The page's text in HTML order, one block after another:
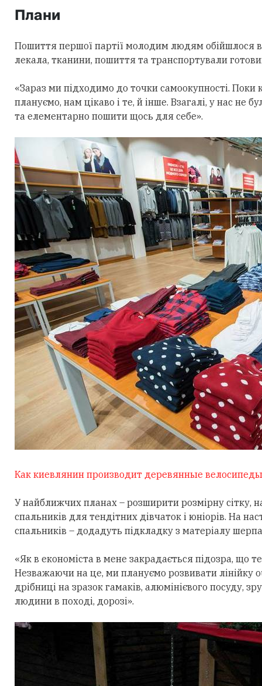
Плани
Пошиття першої партії молодим людям обійшлося
лекала, тканини, пошиття та транспортували
«Зараз ми підходимо до точки самоокупності. Поки
плануємо, нам цікаво і те, й інше. Взагалі, у нас не
та елементарно пошити щось для себе».
Как киевлянин производит деревянные велосипеды
У найближчих планах – розширити розмірну сітку,
спальників для тендітних дівчаток і юніорів. На
спальників – додадуть підкладку з матеріалу
«Як в економіста в мене закрадається підозра, що
Незважаючи на це, ми плануємо розвивати лінійку
дрібниці на зразок гамаків, алюмінієвого посуду,
людини в поході, дорозі».